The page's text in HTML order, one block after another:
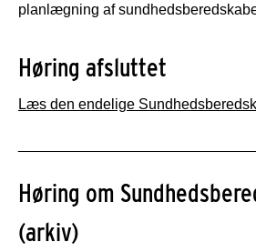
planlægning af
Høring afsluttet
Læs den endelige
Høring om
(arkiv)